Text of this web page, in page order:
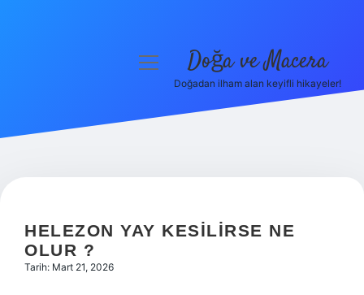
Hakkımızda
menüyü Doğa ve Macera
Doğadan ilham alan keyifli hikayeler!
HELEZON YAY KESILIRSE NE
OLUR ?
Tarih: Mart 21, 2026